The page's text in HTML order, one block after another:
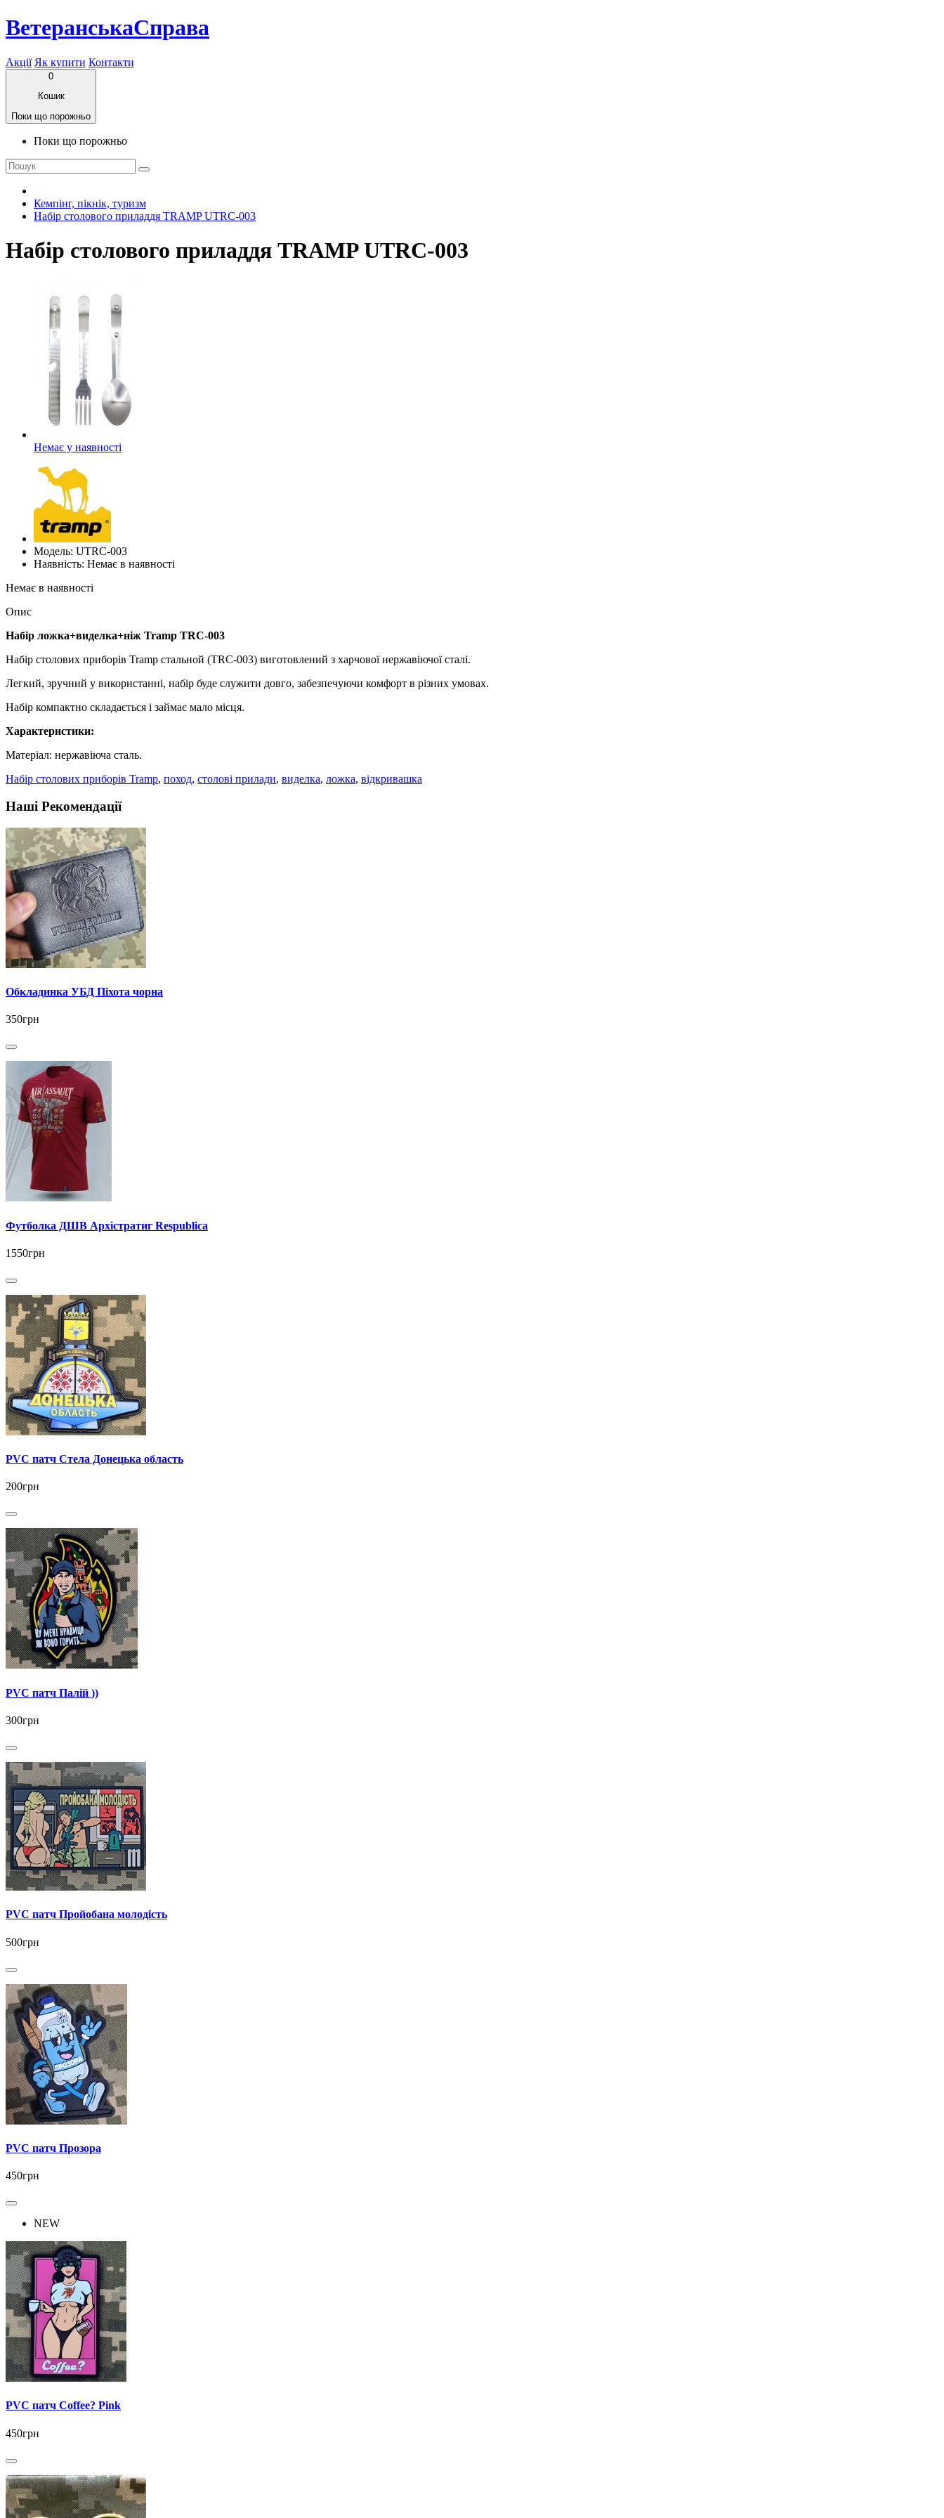
ВетеранськаСправа
Акції Як купити Контакти
0
Кошик
Поки що порожньо
Поки що порожньо
Кемпінг, пікнік, туризм
Набір столового приладдя TRAMP UTRC-003
Набір столового приладдя TRAMP UTRC-003
Немає у наявності
Модель: UTRC-003
Наявність: Немає в наявності
Немає в наявності
Опис
Набір ложка+виделка+ніж Tramp TRC-003
Набір столових приборів Tramp cтальной (TRC-003) виготовлений з харчової нержавіючої сталі.
Легкий, зручний у використанні, набір буде служити довго, забезпечуючи комфорт в різних умовах.
Набір компактно складається і займає мало місця.
Характеристики:
Матеріал: нержавіюча сталь.
Набір столових приборів Tramp, поход, столові прилади, виделка, ложка, відкривашка
Наші Рекомендації
Обкладинка УБД Піхота чорна
350грн
Футболка ДШВ Архістратиг Respublica
1550грн
PVC патч Стела Донецька область
200грн
PVC патч Палій ))
300грн
PVC патч Пройобана молодість
500грн
PVC патч Прозора
450грн
NEW
PVC патч Coffee? Pink
450грн